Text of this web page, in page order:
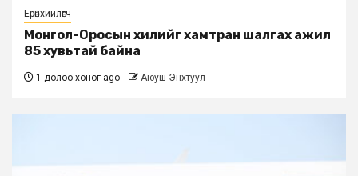
Ерөнхийлөгч
Монгол-Оросын хилийг хамтран шалгах ажил
85 хувьтай байна
1 долоо хоног ago Аюуш Энхтуул